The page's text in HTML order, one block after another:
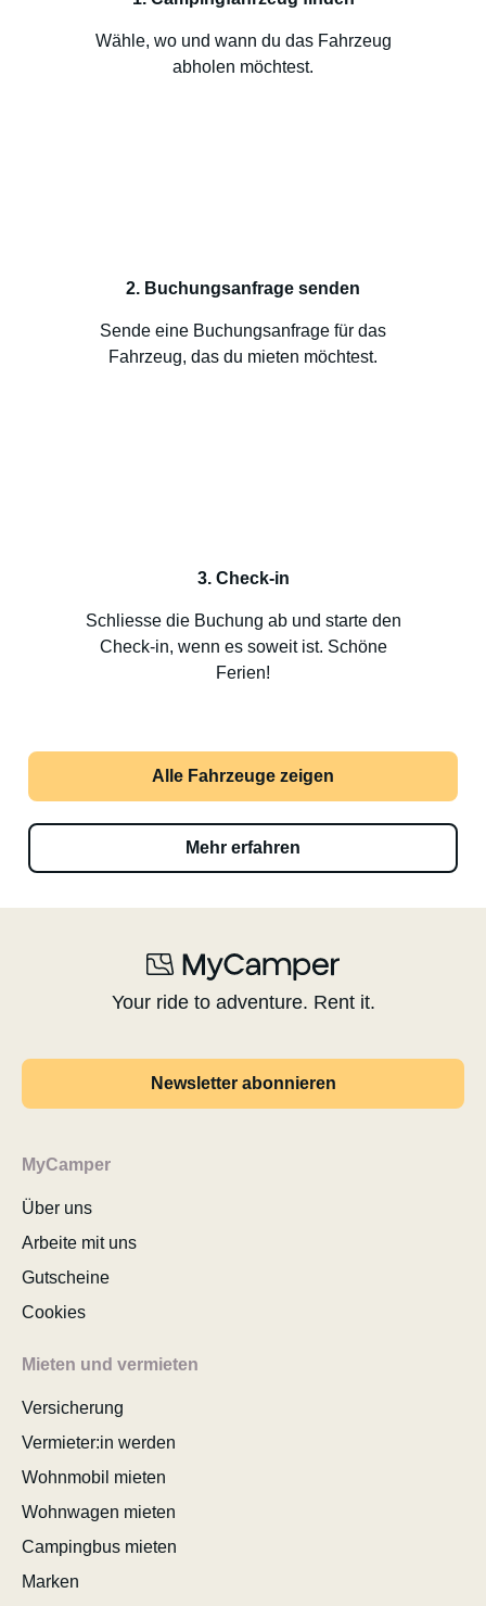
Wähle, wo und wann du das Fahrzeug
abholen möchtest.
2. Buchungsanfrage senden
Sende eine Buchungsanfrage für das
Fahrzeug, das du mieten möchtest.
3. Check-in
Schliesse die Buchung ab und starte den
Check-in, wenn es soweit ist. Schöne
Ferien!
Alle Fahrzeuge zeigen
Mehr erfahren
Your ride to adventure. Rent it.
Newsletter abonnieren
MyCamper
Über uns
Arbeite mit uns
Gutscheine
Cookies
Mieten und vermieten
Versicherung
Vermieter:in werden
Wohnmobil mieten
Wohnwagen mieten
Campingbus mieten
Marken